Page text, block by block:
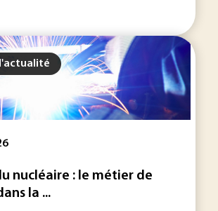
nucléaire : le métier de
la ...